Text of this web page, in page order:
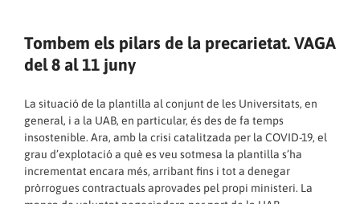
Tombem els pilars de la precarietat. VAGA
del 8 al 11 juny
La situació de la plantilla al conjunt de les Universitats, en
general, i a la UAB, en particular, és des de fa temps
insostenible. Ara, amb la crisi catalitzada per la COVID-19, el
grau d’explotació a què es veu sotmesa la plantilla s’ha
incrementat encara més, arribant fins i tot a denegar
pròrrogues contractuals aprovades pel propi ministeri. La